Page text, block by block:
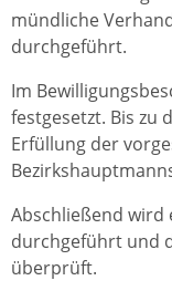
mündliche
durchgeführt.
Im
festgesetzt. Bis zu
Erfüllung der
Abschließend wird
durchgeführt und
überprüft.